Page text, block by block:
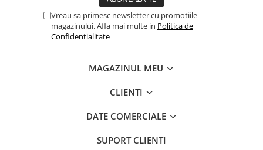
Vreau sa primesc newsletter cu promotiile
magazinului. Afla mai multe in Politica de
Confidentialitate
MAGAZINUL MEU
CLIENTI
DATE COMERCIALE
SUPORT CLIENTI